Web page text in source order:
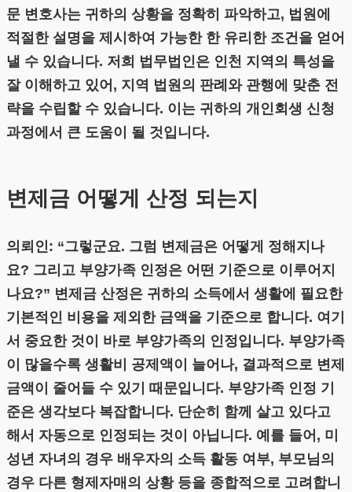
문 변호사는 귀하의 상황을 정확히 파악하고, 법원에
적절한 설명을 제시하여 가능한 한 유리한 조건을 얻어
낼 수 있습니다. 저희 법무법인은 인천 지역의 특성을
잘 이해하고 있어, 지역 법원의 판례와 관행에 맞춘 전
략을 수립할 수 있습니다. 이는 귀하의 개인회생 신청
과정에서 큰 도움이 될 것입니다.
변제금 어떻게 산정 되는지
의뢰인: “그렇군요. 그럼 변제금은 어떻게 정해지나
요? 그리고 부양가족 인정은 어떤 기준으로 이루어지
나요?” 변제금 산정은 귀하의 소득에서 생활에 필요한
기본적인 비용을 제외한 금액을 기준으로 합니다. 여기
서 중요한 것이 바로 부양가족의 인정입니다. 부양가족
이 많을수록 생활비 공제액이 늘어나, 결과적으로 변제
금액이 줄어들 수 있기 때문입니다. 부양가족 인정 기
준은 생각보다 복잡합니다. 단순히 함께 살고 있다고
해서 자동으로 인정되는 것이 아닙니다. 예를 들어, 미
성년 자녀의 경우 배우자의 소득 활동 여부, 부모님의
경우 다른 형제자매의 상황 등을 종합적으로 고려합니